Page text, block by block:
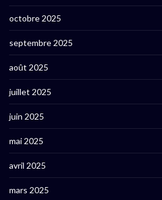
octobre 2025
septembre 2025
août 2025
juillet 2025
juin 2025
mai 2025
avril 2025
mars 2025